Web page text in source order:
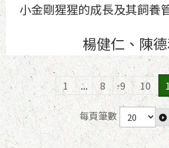
小金剛猩猩的成長及其飼養
楊健仁、陳
1 ... 8 9 10
每頁筆數